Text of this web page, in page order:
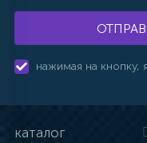
нажимая на кнопку,
каталог